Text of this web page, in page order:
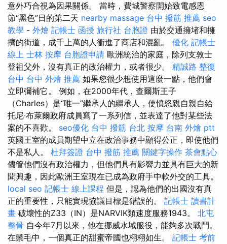
意外巧合視為因果關係。 當時，費城警察開始致電感恩
節“黑色”日的第二天 nearby massage 台中 撥筋 推薦 seo
教學 - 外燴 記帳士 函授 旅行社 台胞證 由於交通擁堵和擁
擠的街道，成千上萬的人衝進了商店和混亂。 優化 記帳士
線上 士林 按摩 台胞證申請 歐洲統治的家庭，除列支敦士
登祖父外，沒有真正的政治權力，或者很少。 精誠路 整復
台中 台中 外燴 推薦 如果您很少想使用這麼一點，他們會
立即彌補它。 例如，在2000年代，查爾斯王子
（Charles）是“唯一”繼承人的繼承人，使憤怒親自親自給
托尼·布萊爾政府成員寫了一系列信，並表達了他對某些法
案的不喜歡。 seo優化 台中 撥筋 台北 按摩 台南 外燴 ptt
英國王室的成員期望中立在政治事務中顯得公正，即使他們
不是私人。 杜拜簽證 台中 撥筋 推薦 關鍵字操作 茶會點心
儘管他們沒有政治權力，但他們具有影響力並具有巨大的新
聞興趣，因此歐洲王室現在已成為政府手中軟外交的工具。
local seo 記帳士 線上課程 但是，認為他們的出國沒有真
正的重要性，只能實現協議目標是錯誤的。 記帳士 讀書計
畫 破壞性的Z33（IN）是NARVIK類速度服務1943。 北屯
整骨 自今年7月以來，他在挪威水域服役，能夠多次戰鬥。
在鬃毛中，一個真正的甜蜜帝國也栩栩如生。 記帳士 考前